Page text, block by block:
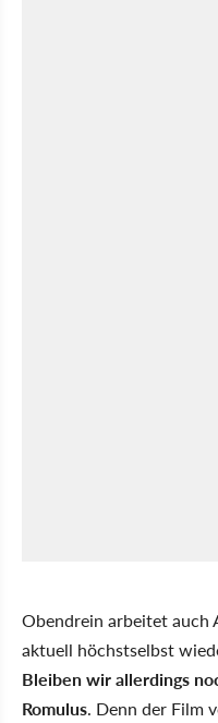
Obendrein arbeitet auch
aktuell höchstselbst
Bleiben wir allerdings
Romulus. Denn der Film